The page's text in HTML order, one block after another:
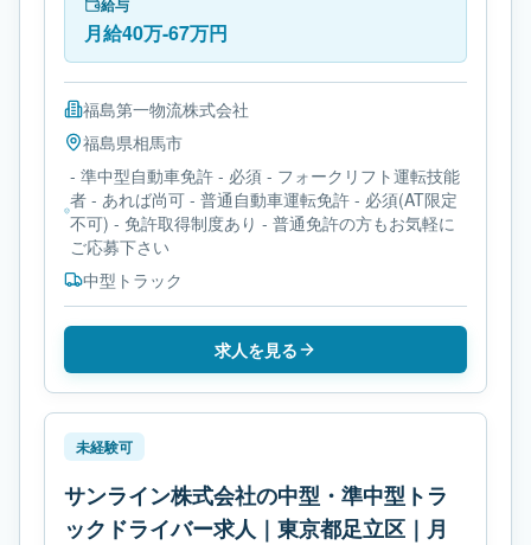
給与
月給40万-67万円
福島第一物流株式会社
福島県相馬市
- 準中型自動車免許 - 必須 - フォークリフト運転技能
者 - あれば尚可 - 普通自動車運転免許 - 必須(AT限定
不可) - 免許取得制度あり - 普通免許の方もお気軽に
ご応募下さい
中型トラック
求人を見る
未経験可
サンライン株式会社の中型・準中型トラ
ックドライバー求人｜東京都足立区｜月